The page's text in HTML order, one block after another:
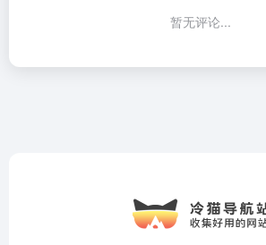
暂无评论...